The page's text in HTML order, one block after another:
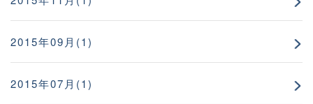
2015年09月(1)
2015年07月(1)